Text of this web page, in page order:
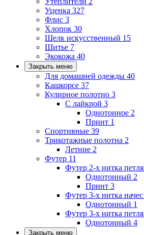
Уценка 327
Флис 3
Хлопок 30
Шелк искусственный 15
Шитье 7
Экокожа 40
Закрыть меню
Для домашней одежды 40
Кашкорсе 37
Кулирное полотно 3
С лайкрой 3
Однотонное 2
Принт 1
Спортивные 39
Трикотажные полотна 2
Летние 2
Футер 11
Футер 2-х нитка петля
Однотонный 2
Принт 3
Футер 3-х нитка начес
Однотонный 1
Футер 3-х нитка петля
Однотонный 4
Закрыть меню